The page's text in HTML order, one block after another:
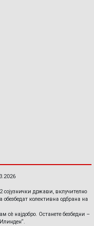
сојузнички држави, вклучително
колективна одбрана на
сè најдобро. Останете безбедни –